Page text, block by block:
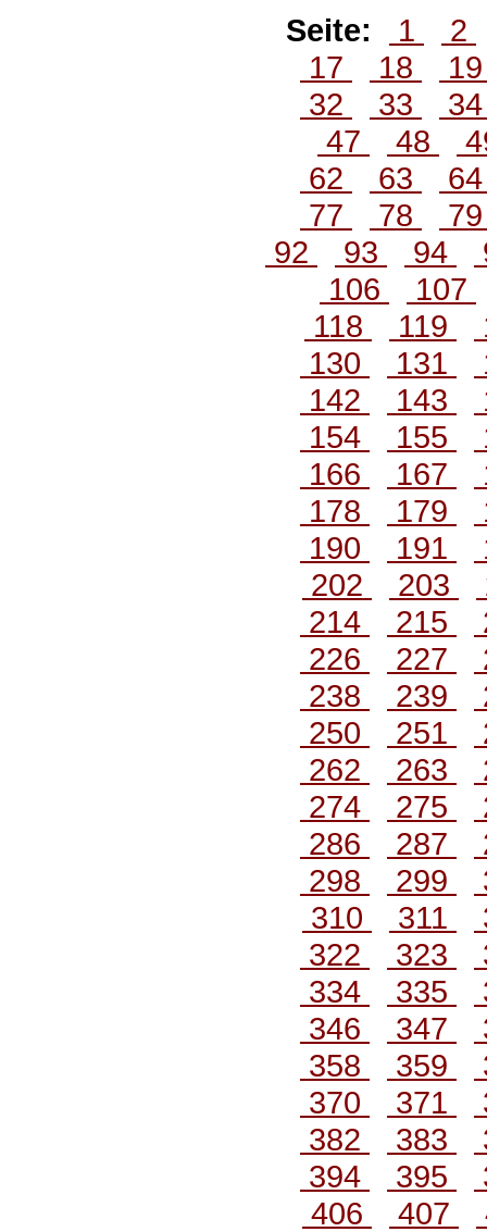
Seite: 1
2
17
18
32
33
47
48
62
63
77
78
92
93 94
106
107
118
119
130
131
142
143
154
155
166
167
178
179
190
191
202
203
214
215
226
227
238
239
250
251
262
263
274
275
286
287
298
299
310
311
322
323
334
335
346
347
358
359
370
371
382
383
394
395
406
407